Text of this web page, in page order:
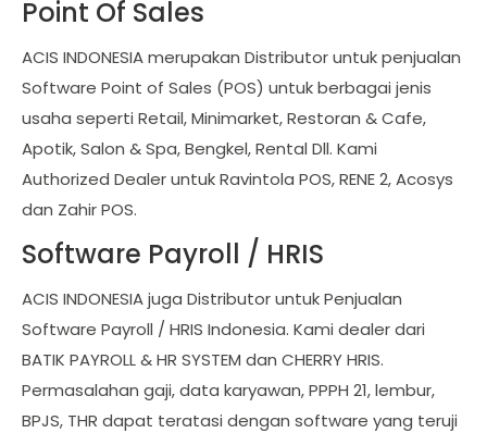
Point Of Sales
ACIS INDONESIA merupakan Distributor untuk penjualan
Software Point of Sales (POS) untuk berbagai jenis
usaha seperti Retail, Minimarket, Restoran & Cafe,
Apotik, Salon & Spa, Bengkel, Rental Dll. Kami
Authorized Dealer untuk Ravintola POS, RENE 2, Acosys
dan Zahir POS.
Software Payroll / HRIS
ACIS INDONESIA juga Distributor untuk Penjualan
Software Payroll / HRIS Indonesia. Kami dealer dari
BATIK PAYROLL & HR SYSTEM dan CHERRY HRIS.
Permasalahan gaji, data karyawan, PPPH 21, lembur,
BPJS, THR dapat teratasi dengan software yang teruji